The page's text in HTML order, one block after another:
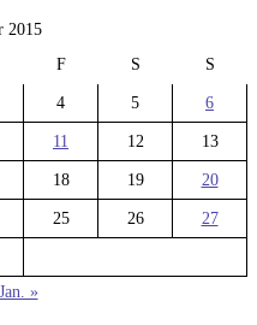
2015
F S S
4 5 6
11 12 13
18 19 20
25 26 27
Jan. »